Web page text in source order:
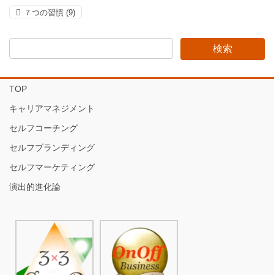
７つの習慣 (9)
TOP
キャリアマネジメント
セルフコーチング
セルフブランディング
セルフマーケティング
演出的進化論